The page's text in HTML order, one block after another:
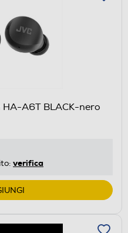
A6T BLACK-nero
verifica